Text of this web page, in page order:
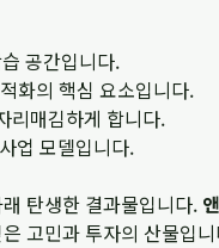
공간입니다.
화의 핵심 요소입니다.
리매김하게 합니다.
업 모델입니다.
탄생한 결과물입니다.
고민과 투자의 산물입